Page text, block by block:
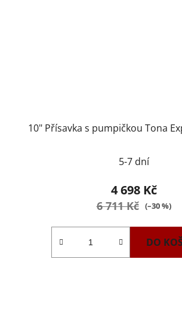
10" Přísavka s pumpičkou Tona
5-7 dní
4 698 Kč
6 711 Kč (–30 %)
DO